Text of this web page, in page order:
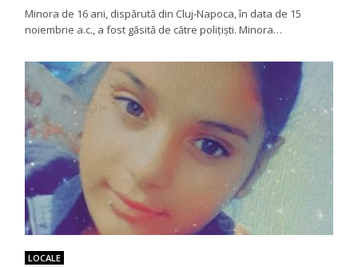
Minora de 16 ani, dispărută din Cluj-Napoca, în data de 15
noiembrie a.c., a fost găsită de către polițiști. Minora…
LOCALE